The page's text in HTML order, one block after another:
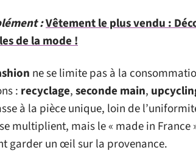
:Vêtement le plus vendu :
de la mode !
ne se limite pas à la
: recyclage,seconde main,
à la pièce unique, loin de
se multiplient, mais le « made in France
garder un œil sur la provenance.